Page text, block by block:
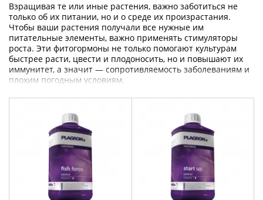
Взращивая те или иные растения, важно заботиться не
только об их питании, но и о среде их произрастания.
Чтобы ваши растения получали все нужные им
питательные элементы, важно применять стимуляторы
роста. Эти фитогормоны не только помогают культурам
быстрее расти, цвести и плодоносить, но и повышают их
иммунитет, а значит — сопротивляемость заболеваниям и
плохим погодным условиям.